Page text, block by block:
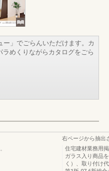
」でごらんいただけます。カ
めくりながらカタログをごら
右ページから抽出
住宅建材業務用
ガラス入り商品
く）、取り付け